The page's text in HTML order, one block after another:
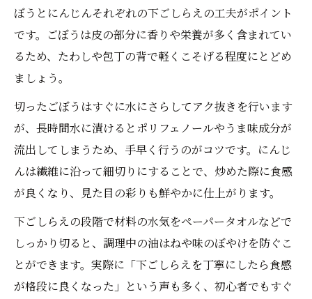
ぼうとにんじんそれぞれの下ごしらえの工夫がポイント
です。ごぼうは皮の部分に香りや栄養が多く含まれてい
るため、たわしや包丁の背で軽くこそげる程度にとどめ
ましょう。
切ったごぼうはすぐに水にさらしてアク抜きを行います
が、長時間水に漬けるとポリフェノールやうま味成分が
流出してしまうため、手早く行うのがコツです。にんじ
んは繊維に沿って細切りにすることで、炒めた際に食感
が良くなり、見た目の彩りも鮮やかに仕上がります。
下ごしらえの段階で材料の水気をペーパータオルなどで
しっかり切ると、調理中の油はねや味のぼやけを防ぐこ
とができます。実際に「下ごしらえを丁寧にしたら食感
が格段に良くなった」という声も多く、初心者でもすぐ